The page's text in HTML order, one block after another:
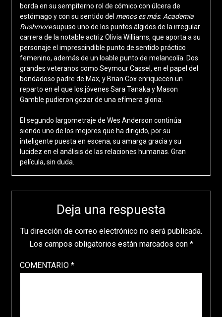
borda en su sempiterno rol de cómico con úlcera de
estómago y con su sentido del menos es más. Academia
Rushmoresupuso uno de los puntos álgidos de la irregular
carrera de la notable actriz Olivia Williams, que aporta a su
personaje el imprescindible punto de sentido práctico
femenino, además de un loable punto de melancolía. Dos
grandes veteranos como Seymour Cassel, en el papel del
bondadoso padre de Max, y Brian Cox enriquecen un
reparto en el que los jóvenes Sara Tanaka y Mason
Gamble pudieron gozar de una efímera gloria.
El segundo largometraje de Wes Anderson continúa
siendo uno de los mejores que ha dirigido, por su
inteligente puesta en escena, su amarga gracia y su
lucidez en el análisis de las relaciones humanas. Gran
película, sin duda.
Deja una respuesta
Tu dirección de correo electrónico no será publicada.
Los campos obligatorios están marcados con *
COMENTARIO *